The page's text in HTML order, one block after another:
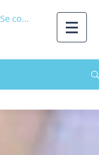
Se connecter